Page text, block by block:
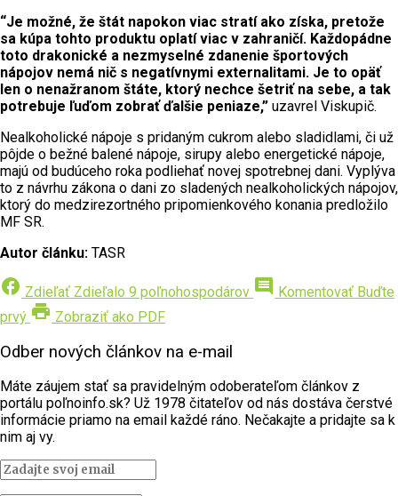
“Je možné, že štát napokon viac stratí ako získa, pretože
sa kúpa tohto produktu oplatí viac v zahraničí. Každopádne
toto drakonické a nezmyselné zdanenie športových
nápojov nemá nič s negatívnymi externalitami. Je to opäť
len o nenažranom štáte, ktorý nechce šetriť na sebe, a tak
potrebuje ľuďom zobrať ďalšie peniaze,” uzavrel Viskupič.
Nealkoholické nápoje s pridaným cukrom alebo sladidlami, či už
pôjde o bežné balené nápoje, sirupy alebo energetické nápoje,
majú od budúceho roka podliehať novej spotrebnej dani. Vyplýva
to z návrhu zákona o dani zo sladených nealkoholických nápojov,
ktorý do medzirezortného pripomienkového konania predložilo
MF SR.
Autor článku: TASR
facebook Zdieľať Zdieľalo 9 poľnohospodárov comment Komentovať Buďte
prvý print Zobraziť ako PDF
Odber nových článkov na e-mail
Máte záujem stať sa pravidelným odoberateľom článkov z
portálu poľnoinfo.sk? Už 1978 čitateľov od nás dostáva čerstvé
informácie priamo na email každé ráno. Nečakajte a pridajte sa k
nim aj vy.